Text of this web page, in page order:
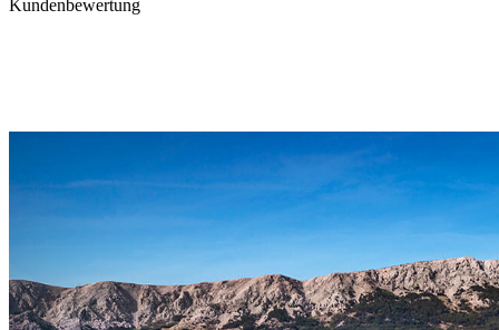
Kundenbewertung